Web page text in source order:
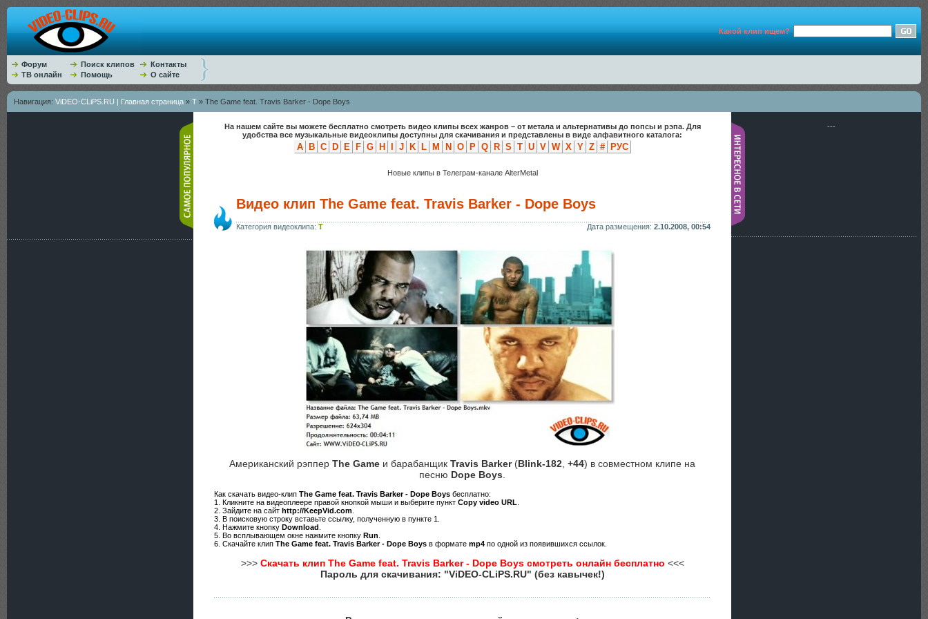
Какой клип ищем?
Форум Поиск клипов
Контакты
ТВ онлайн
Помощь О сайте
Навигация: ViDEO-CLiPS.RU | Главная страница » T » The Game feat. Travis Barker - Dope Boys
На нашем сайте вы можете бесплатно смотреть видео клипы всех жанров – от метала и альтернативы до попсы и рэпа. Для
удобства все музыкальные видеоклипы доступны для скачивания и представлены в виде алфавитного каталога:
A B C D E F G H J K L M N O P Q R S T U V W X Y Z # РУС
Новые клипы в Телеграм-канале AlterMetal
Видео клип The Game feat. Travis Barker - Dope Boys
Категория видеоклипа: T Дата размещения: 2.10.2008, 00:54
Американский рэппер The Game и барабанщик Travis Barker(Blink-182 +44) в совместном клипе на
песню Dope Boys
Как скачать видео-клип The Game feat. Travis Barker - Dope Boys бесплатно:
1. Кликните на видеоплеере правой кнопкой мыши и выберите пункт Copy video URL
2. Зайдите на сайт http://KeepVid.com
3. В поисковую строку вставьте ссылку, полученную в пункте 1.
4. Нажмите кнопку Download
5. Во всплывающем окне нажмите кнопку Run
6. Скачайте клип The Game feat. Travis Barker - Dope Boys в формате mp4 по одной из появившихся ссылок.
>>> Скачать клип The Game feat. Travis Barker - Dope Boys смотреть онлайн бесплатно <<<
Пароль для скачивания: "ViDEO-CLiPS.RU" (без кавычек!)
---